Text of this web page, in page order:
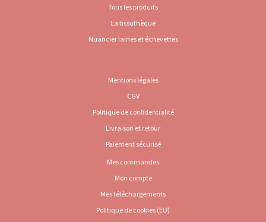
Tous les produits
La tissuthèque
Nuancier laines et échevettes
Mentions légales
CGV
Politique de confidentialité
Livraison et retour
Paiement sécurisé
Mes commandes
Mon compte
Mes téléchargements
Politique de cookies (EU)